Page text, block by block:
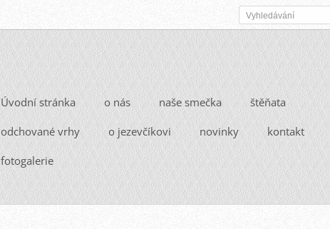
Úvodní stránka o nás naše smečka štěňata
odchované vrhy o jezevčíkovi novinky kontakt
fotogalerie